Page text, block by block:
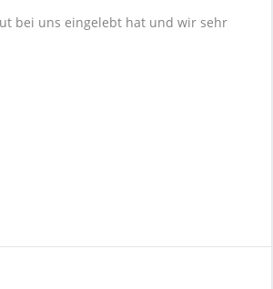
bei uns eingelebt hat und wir sehr